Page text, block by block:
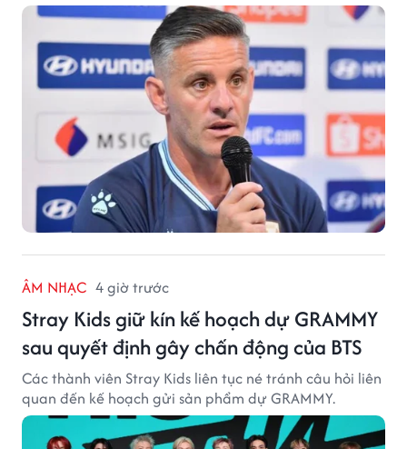
ÂM NHẠC 4 giờ trước
Stray Kids giữ kín kế hoạch dự GRAMMY
sau quyết định gây chấn động của BTS
Các thành viên Stray Kids liên tục né tránh câu hỏi liên
quan đến kế hoạch gửi sản phẩm dự GRAMMY.